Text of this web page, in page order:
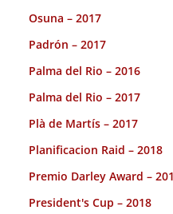
Osuna – 2017
Padrón – 2017
Palma del Rio – 2016
Palma del Rio – 2017
Plà de Martís – 2017
Planificacion Raid – 2018
Premio Darley Award –
President's Cup – 2018